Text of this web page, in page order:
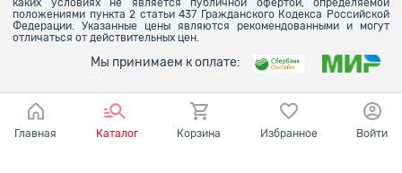
каких условиях не является публичной офертой, определяемой
положениями пункта 2 статьи 437 Гражданского Кодекса Российской
Федерации. Указанные цены являются рекомендованными и могут
отличаться от действительных цен.
Мы принимаем к оплате:
Главная Каталог Корзина Избранное Войти